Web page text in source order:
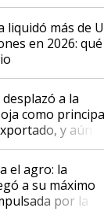
liquidó más de
en 2026: qué
a la
como
y aún así
casi seis de
y sostuvo el
un semestre
el agro: la
a su máximo
por la